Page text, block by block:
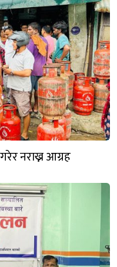
नराख्न आग्रह